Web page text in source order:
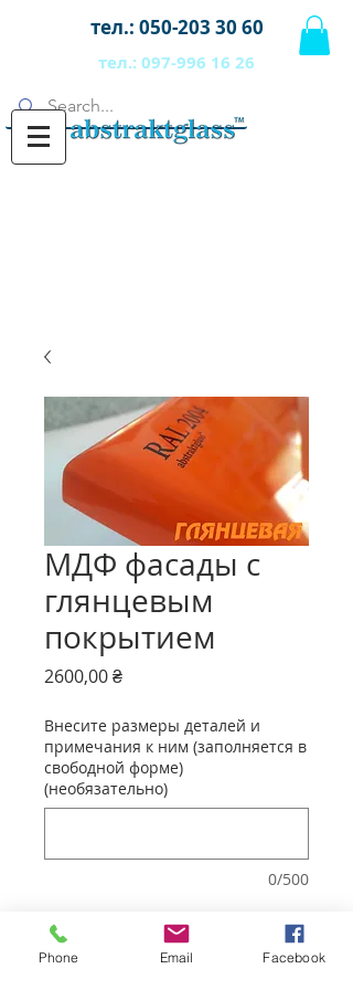
тел.: 050-203 30 60
тел.:097-996 16 26
МДФ фасады с
глянцевым
покрытием
2600,00 ₴Цена
Внесите размеры деталей и
примечания к ним (заполняется в
свободной форме)
(необязательно)
0/500
Phone Email Facebook